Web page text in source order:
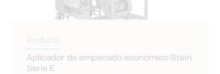
Producto
Aplicador de empanado económico Stein
Serie E